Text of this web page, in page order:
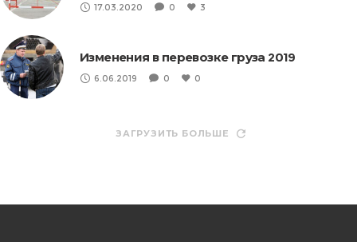
17.03.2020 0 3
Изменения в перевозке груза 2019
6.06.2019 0 0
ЗАГРУЗИТЬ БОЛЬШЕ